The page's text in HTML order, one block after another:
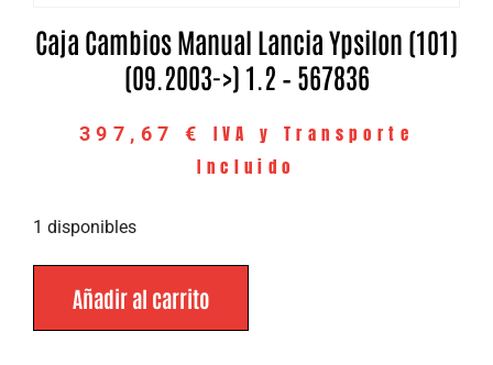
Caja Cambios Manual Lancia Ypsilon (101)
(09.2003->) 1.2 – 567836
397,67 €
IVA y Transporte
Incluido
1 disponibles
Añadir al carrito